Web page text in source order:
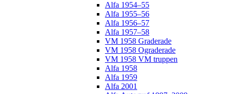
Alfa 1954–55
Alfa 1955–56
Alfa 1956–57
Alfa 1957–58
VM 1958 Graderade
VM 1958 Ograderade
VM 1958 VM truppen
Alfa 1958
Alfa 1959
Alfa 2001